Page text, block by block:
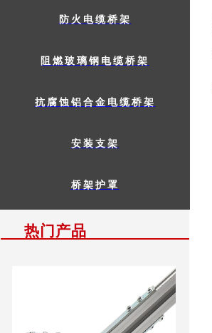
防火电缆桥架
阻燃玻璃钢电缆桥架
抗腐蚀铝合金电缆桥架
安装支架
桥架护罩
热门产品